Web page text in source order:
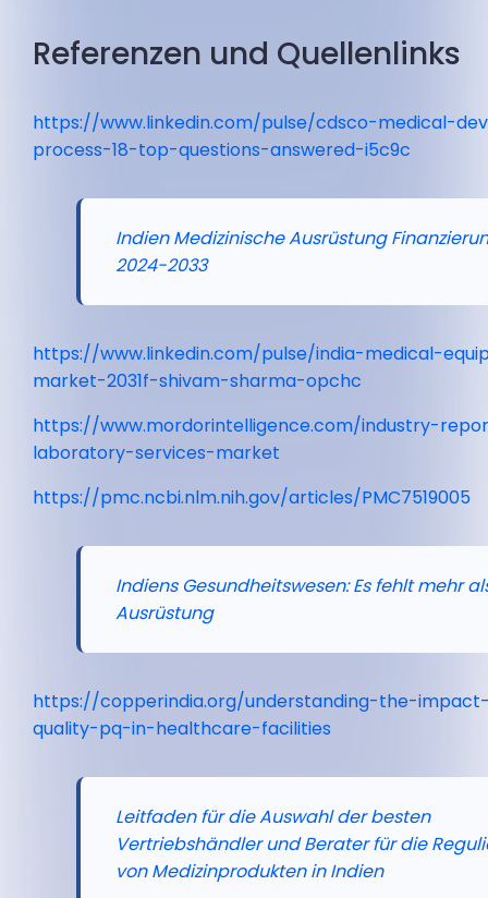
Referenzen und Quellenlinks
https://www.linkedin.com/pulse/cdsco-medical-
process-18-top-questions-answered-i5c9c
Indien Medizinische Ausrüstung
2024-2033
https://www.linkedin.com/pulse/india-medical-
market-2031f-shivam-sharma-opchc
https://www.mordorintelligence.com/industry-
laboratory-services-market
https://pmc.ncbi.nlm.nih.gov/articles/PMC7519005
Indiens Gesundheitswesen: Es fehlt mehr
Ausrüstung
https://copperindia.org/understanding-the-
quality-pq-in-healthcare-facilities
Leitfaden für die Auswahl der besten
Vertriebshändler und Berater für die
von Medizinprodukten in Indien